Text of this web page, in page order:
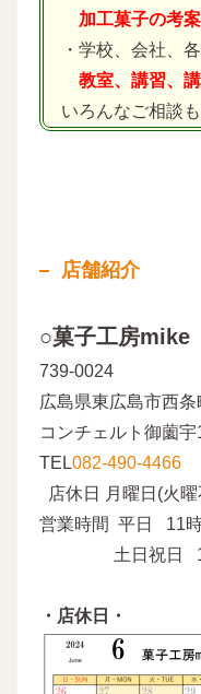
加工菓子の考案
・学校、会社、
教室、講習、
いろんなご相談も
店舗紹介
○菓子工房mike
739-0024
広島県東広島市西
コンチェルト御薗宇
TEL082-490-4466
店休日 月曜日(火
営業時間 平日 11
土日祝日 11
・店休日・